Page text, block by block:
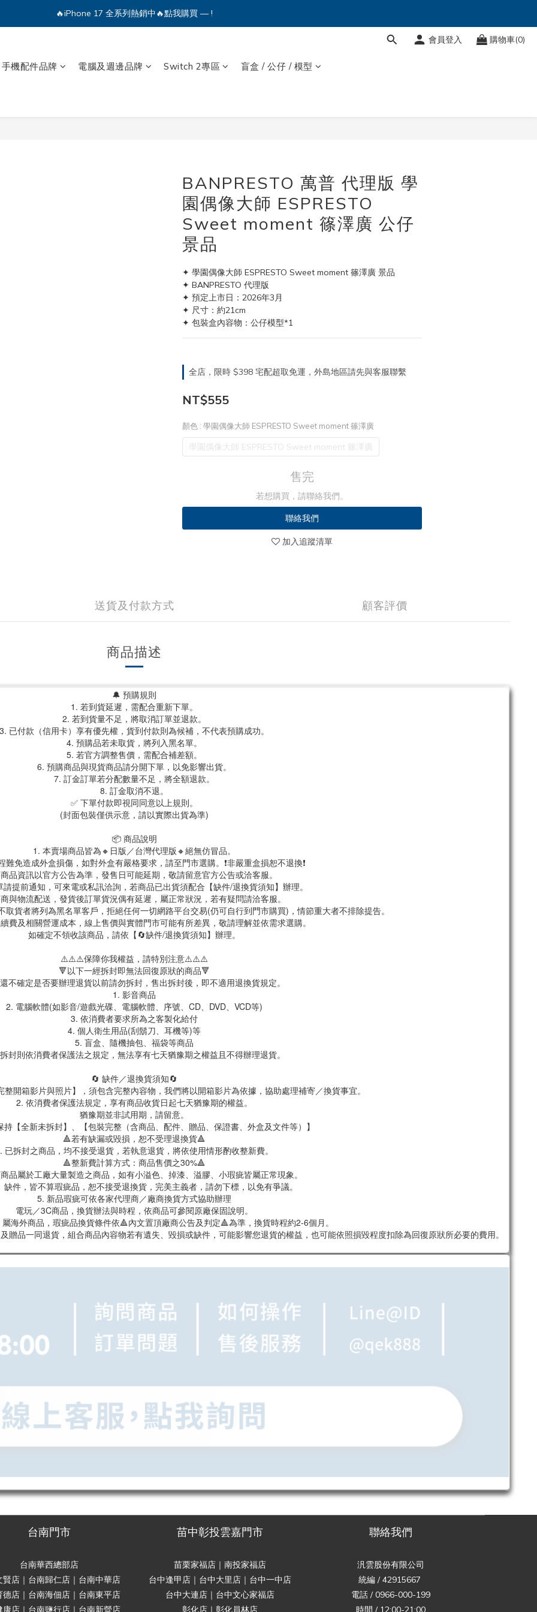
🔥iPhone 17 全系列熱銷中🔥點我購買 — !
🔥iPhone 17 全系列熱銷中🔥點我購買 — !
🔥iPhone 17 全系列熱銷中🔥點我購買 — !
會員登入 購物車(0)
手機配件品牌 電腦及週邊品牌 Switch 2專區 盲盒 / 公仔 / 模型
BANPRESTO 萬普 代理版 學
園偶像大師 ESPRESTO
Sweet moment 篠澤廣 公仔
景品
✦ 學園偶像大師 ESPRESTO Sweet moment 篠澤廣 景品
✦ BANPRESTO 代理版
✦ 預定上市日：2026年3月
✦ 尺寸：約21cm
✦ 包裝盒內容物：公仔模型*1
全店，限時 $398 宅配超取免運，外島地區請先與客服聯繫
NT$555
顏色 : 學園偶像大師 ESPRESTO Sweet moment 篠澤廣
學園偶像大師 ESPRESTO Sweet moment 篠澤廣
售完
若想購買，請聯絡我們。
聯絡我們
加入追蹤清單
送貨及付款方式 顧客評價
商品描述
🔔 預購規則
1. 若到貨延遲，需配合重新下單。
2. 若到貨量不足，將取消訂單並退款。
3. 已付款（信用卡）享有優先權，貨到付款則為候補，不代表預購成功。
4. 預購品若未取貨，將列入黑名單。
5. 若官方調整售價，需配合補差額。
6. 預購商品與現貨商品請分開下單，以免影響出貨。
7. 訂金訂單若分配數量不足，將全額退款。
8. 訂金取消不退。
✅ 下單付款即視同同意以上規則。
(封面包裝僅供示意，請以實際出貨為準)
📦 商品說明
1. 本賣場商品皆為🔸日版／台灣代理版🔸絕無仿冒品。
難免造成外盒損傷，如對外盒有嚴格要求，請至門市選購。❗非嚴重盒損恕不退換❗
品資訊以官方公告為準，發售日可能延期，敬請留意官方公告或洽客服。
提前通知，可來電或私訊洽詢，若商品已出貨須配合【缺件/退換貨須知】辦理。
與物流配送，發貨後訂單貨況偶有延遲，屬正常狀況，若有疑問請洽客服。
貨者將列為黑名單客戶，拒絕任何一切網路平台交易(仍可自行到門市購買)，情節重大者不排除提告。
費及相關營運成本，線上售價與實體門市可能有所差異，敬請理解並依需求選購。
如確定不領收該商品，請依【🔄缺件/退換貨須知】辦理。
⚠️⚠️⚠️保障你我權益，請特別注意⚠️⚠️⚠️
🔻以下一經拆封即無法回復原狀的商品🔻
不確定是否要辦理退貨以前請勿拆封，售出拆封後，即不適用退換貨規定。
1. 影音商品
2. 電腦軟體(如影音/遊戲光碟、電腦軟體、序號、CD、DVD、VCD等)
3. 依消費者要求所為之客製化給付
4. 個人衛生用品(刮鬍刀、耳機等)等
5. 盲盒、隨機抽包、福袋等商品
封則依消費者保護法之規定，無法享有七天猶豫期之權益且不得辦理退貨。
🔄 缺件／退換貨須知🔄
開箱影片與照片】，須包含完整內容物，我們將以開箱影片為依據，協助處理補寄／換貨事宜。
2. 依消費者保護法規定，享有商品收貨日起七天猶豫期的權益。
猶豫期並非試用期，請留意。
持【全新未拆封】、【包裝完整（含商品、配件、贈品、保證書、外盒及文件等）】
🔺若有缺漏或毀損，恕不受理退換貨🔺
已拆封之商品，均不接受退貨，若執意退貨，將依使用情形酌收整新費。
🔺整新費計算方式：商品售價之30%🔺
品屬於工廠大量製造之商品，如有小溢色、掉漆、溢膠、小瑕疵皆屬正常現象。
缺件，皆不算瑕疵品，恕不接受退換貨，完美主義者，請勿下標，以免有爭議。
5. 新品瑕疵可依各家代理商／廠商換貨方式協助辦理
電玩／3C商品，換貨辦法與時程，依商品可參閱原廠保固說明。
海外商品，瑕疵品換貨條件依🔺內文置頂廠商公告及判定🔺為準，換貨時程約2-6個月。
品一同退貨，組合商品內容物若有遺失、毀損或缺件，可能影響您退貨的權益，也可能依照損毀程度扣除為回復原狀所必要的費用。